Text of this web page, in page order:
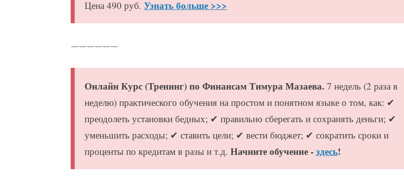
Цена 490 руб. Узнать больше >>>
——————
Онлайн Курс (Тренинг) по Финансам Тимура Мазаева. 7 недель (2 раза в
неделю) практического обучения на простом и понятном языке о том, как: ✔
преодолеть установки бедных; ✔ правильно сберегать и сохранять деньги; ✔
уменьшить расходы; ✔ ставить цели; ✔ вести бюджет; ✔ сократить сроки и
проценты по кредитам в разы и т.д. Начните обучение -здесь!